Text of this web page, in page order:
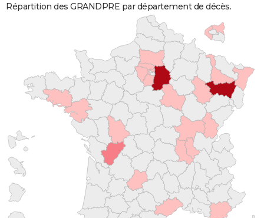
Répartition des GRANDPRE par département de décès.